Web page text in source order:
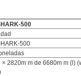
500
500
× 2820m m de 6680m m (l)